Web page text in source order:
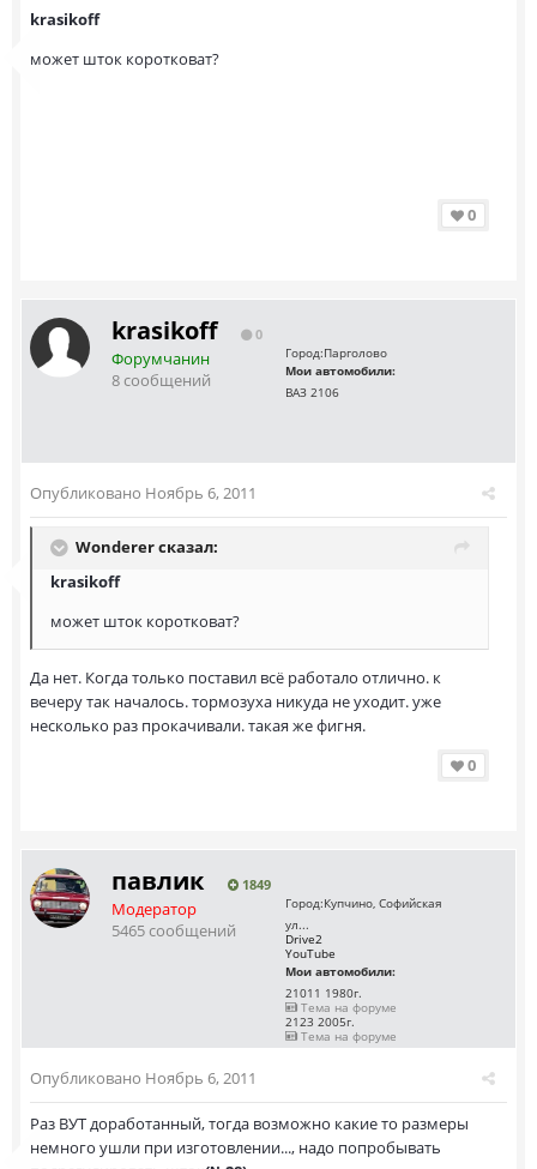
krasikoff
может шток коротковат?
0
krasikoff 0
Форумчанин
8 сообщений
Город:Парголово
Мои автомобили:
ВАЗ 2106
Опубликовано Ноябрь 6, 2011
Wonderer сказал:
krasikoff
может шток коротковат?
Да нет. Когда только поставил всё работало отлично. к
вечеру так началось. тормозуха никуда не уходит. уже
несколько раз прокачивали. такая же фигня.
0
павлик 1849
Модератор
5465 сообщений
Город:Купчино, Софийская
ул...
Drive2
YouTube
Мои автомобили:
21011 1980г.
Тема на форуме
2123 2005г.
Тема на форуме
Опубликовано Ноябрь 6, 2011
Раз ВУТ доработанный, тогда возможно какие то размеры
немного ушли при изготовлении..., надо попробывать